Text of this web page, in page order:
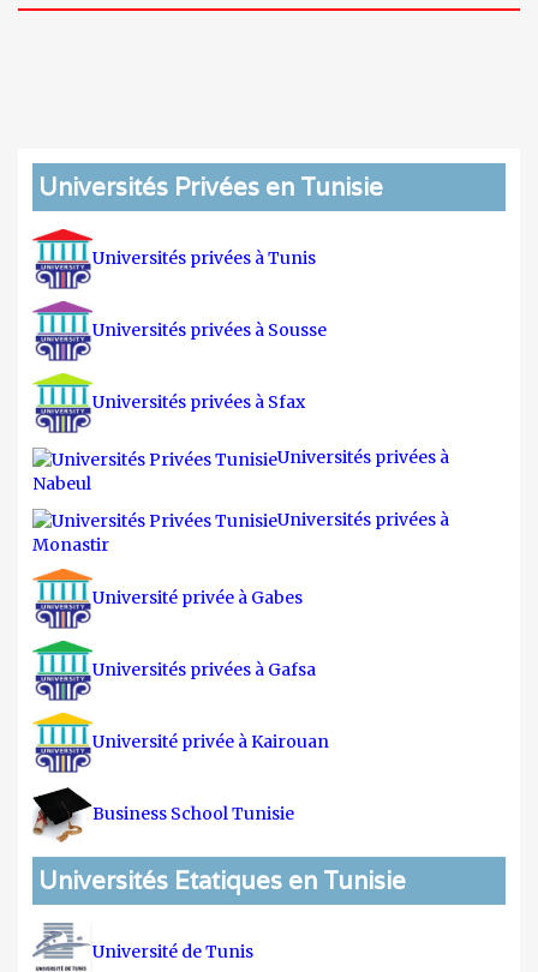
Universités Privées en Tunisie
Universités privées à Tunis
Universités privées à Sousse
Universités privées à Sfax
Universités privées à
Nabeul
Universités privées à
Monastir
Université privée à Gabes
Universités privées à Gafsa
Université privée à Kairouan
Business School Tunisie
Universités Etatiques en Tunisie
Université de Tunis